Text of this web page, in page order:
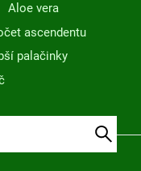
Aloe vera
ascendentu
palačinky